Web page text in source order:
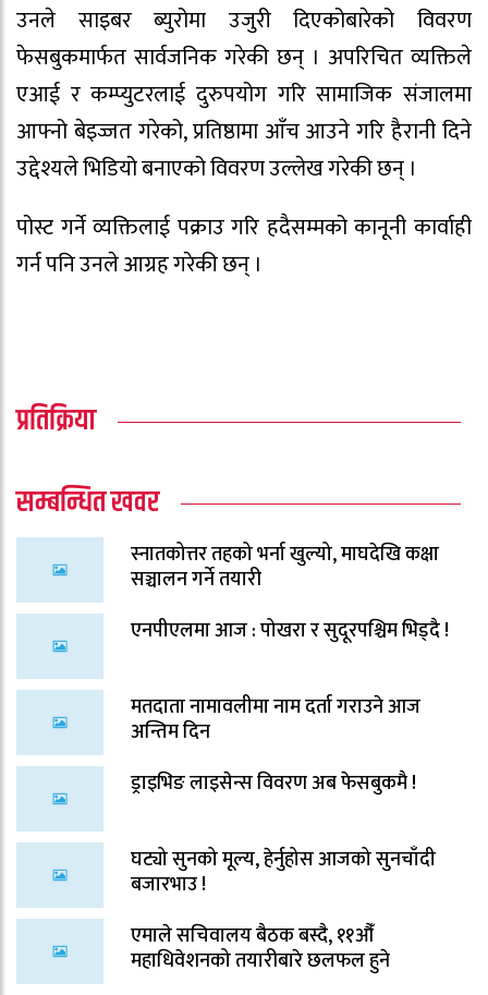
उनले साइबर ब्युरोमा उजुरी दिएकोबारेको विवरण
फेसबुकमार्फत सार्वजनिक गरेकी छन् । अपरिचित व्यक्तिले
एआई र कम्प्युटरलाई दुरुपयोग गरि सामाजिक संजालमा
आफ्नो बेइज्जत गरेको, प्रतिष्ठामा आँच आउने गरि हैरानी दिने
उद्देश्यले भिडियो बनाएको विवरण उल्लेख गरेकी छन् ।
पोस्ट गर्ने व्यक्तिलाई पक्राउ गरि हदैसम्मको कानूनी कार्वाही
गर्न पनि उनले आग्रह गरेकी छन् ।
प्रतिक्रिया
सम्बन्धित खवर
स्नातकोत्तर तहको भर्ना खुल्यो, माघदेखि कक्षा
सञ्चालन गर्ने तयारी
एनपीएलमा आज : पोखरा र सुदूरपश्चिम भिड्दै !
मतदाता नामावलीमा नाम दर्ता गराउने आज
अन्तिम दिन
ड्राइभिङ लाइसेन्स विवरण अब फेसबुकमै !
घट्यो सुनको मूल्य, हेर्नुहोस आजको सुनचाँदी
बजारभाउ !
एमाले सचिवालय बैठक बस्दै, ११औँ
महाधिवेशनको तयारीबारे छलफल हुने